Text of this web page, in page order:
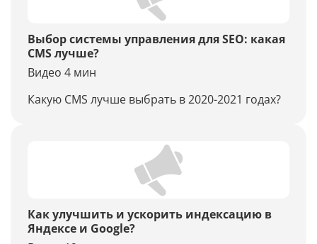
Выбор системы управления для SEO: какая
CMS лучше?
Видео 4 мин
Какую CMS лучше выбрать в 2020-2021 годах?
Как улучшить и ускорить индексацию в
Яндексе и Google?